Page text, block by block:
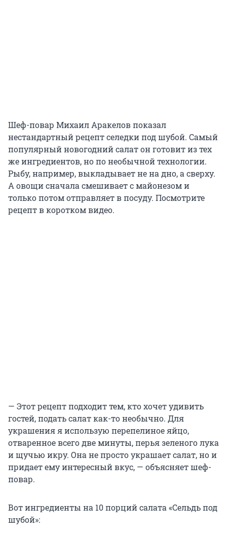
Шеф-повар Михаил Аракелов показал
нестандартный рецепт селедки под шубой. Самый
популярный новогодний салат он готовит из тех
же ингредиентов, но по необычной технологии.
Рыбу, например, выкладывает не на дно, а сверху.
А овощи сначала смешивает с майонезом и
только потом отправляет в посуду. Посмотрите
рецепт в коротком видео.
— Этот рецепт подходит тем, кто хочет удивить
гостей, подать салат как-то необычно. Для
украшения я использую перепелиное яйцо,
отваренное всего две минуты, перья зеленого лука
и щучью икру. Она не просто украшает салат, но и
придает ему интересный вкус, — объясняет шеф-
повар.
Вот ингредиенты на 10 порций салата «Сельдь под
шубой»: